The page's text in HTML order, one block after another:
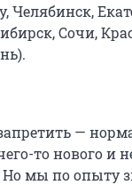
Челябинск,
Сочи,
—
то нового и
Но мы по опыту